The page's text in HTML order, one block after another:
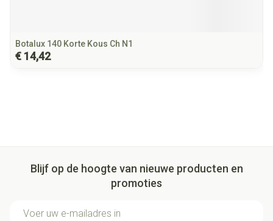
Botalux 140 Korte Kous Ch N1
€ 14,42
Blijf op de hoogte van nieuwe producten en
promoties